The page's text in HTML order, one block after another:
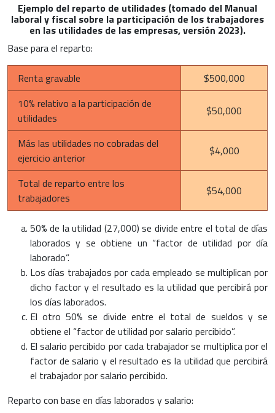
Ejemplo del reparto de utilidades (tomado del Manual
laboral y fiscal sobre la participación de los trabajadores
en las utilidades de las empresas, versión 2023).
Base para el reparto:
Renta gravable
$500,000
10% relativo a la participación de
utilidades
$50,000
Más las utilidades no cobradas del
ejercicio anterior
$4,000
Total de reparto entre los
trabajadores
$54,000
50% de la utilidad (27,000) se divide entre el total de días
laborados y se obtiene un “factor de utilidad por día
laborado”.
Los días trabajados por cada empleado se multiplican por
dicho factor y el resultado es la utilidad que percibirá por
los días laborados.
El otro 50% se divide entre el total de sueldos y se
obtiene el “factor de utilidad por salario percibido”.
El salario percibido por cada trabajador se multiplica por el
factor de salario y el resultado es la utilidad que percibirá
el trabajador por salario percibido.
Reparto con base en días laborados y salario: